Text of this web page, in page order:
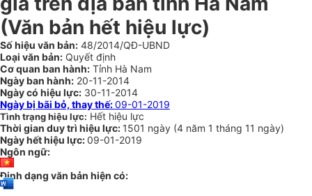
(Văn bản hết hiệu lực)
Số hiệu văn bản: 48/2014/QĐ-UBND
Loại văn bản: Quyết định
Cơ quan ban hành: Tỉnh Hà Nam
Ngày ban hành: 20-11-2014
Ngày có hiệu lực: 30-11-2014
Ngày bị bãi bỏ, thay thế:09-01-2019
Tình trạng hiệu lực: Hết hiệu lực
Thời gian duy trì hiệu lực: 1501 ngày (4 năm 1 tháng 11 ngày)
Ngày hết hiệu lực:09-01-2019
Ngôn ngữ:
Định dạng văn bản hiện có: